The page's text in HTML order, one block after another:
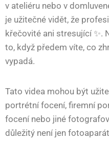
v ateliéru nebo v
je užitečné vidět, že
křečovité ani stresující ✨.
to, když předem víte, co
vypadá.
Tato videa mohou být
portrétní focení, firemní
focení nebo jiné
důležitý není jen